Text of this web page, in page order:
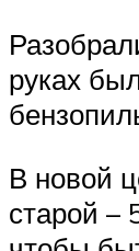
руках
В новой
старой –